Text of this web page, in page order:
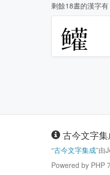
剩餘18晝的漢字有
𬶺
古今文字
“古今文字集成”由
Powered by PHP